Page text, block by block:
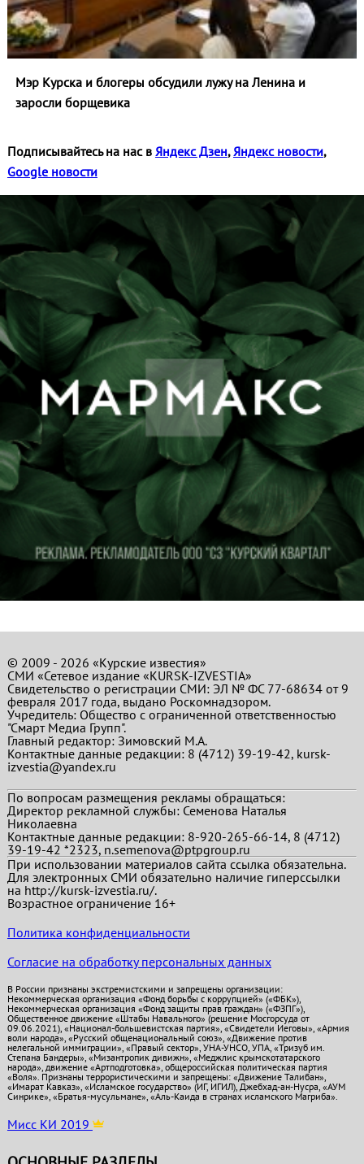
Мэр Курска и блогеры обсудили лужу на Ленина и
заросли борщевика
Подписывайтесь на нас в Яндекс Дзен, Яндекс новости,
Google новости
© 2009 - 2026 «Курские известия»
СМИ «Сетевое издание «KURSK-IZVESTIA»
Свидетельство о регистрации СМИ: ЭЛ № ФС 77-68634 от 9
февраля 2017 года, выдано Роскомнадзором.
Учредитель: Общество с ограниченной ответственностью
"Смарт Медиа Групп".
Главный редактор:Зимовский М.А.
Контактные данные редакции: 8 (4712) 39-19-42, kursk-
izvestia@yandex.ru
По вопросам размещения рекламы обращаться:
Директор рекламной службы: Семенова Наталья
Николаевна
Контактные данные редакции: 8-920-265-66-14, 8 (4712)
39-19-42 *2323, n.semenova@ptpgroup.ru
При использовании материалов сайта ссылка обязательна.
Для электронных СМИ обязательно наличие гиперссылки
на http://kursk-izvestia.ru/.
Возрастное ограничение 16+
Политика конфиденциальности
Согласие на обработку персональных данных
В России признаны экстремистскими и запрещены организации:
Некоммерческая организация «Фонд борьбы с коррупцией» («ФБК»),
Некоммерческая организация «Фонд защиты прав граждан» («ФЗПГ»),
Общественное движение «Штабы Навального» (решение Мосгорсуда от
09.06.2021), «Национал-большевистская партия», «Свидетели Иеговы», «Армия
воли народа», «Русский общенациональный союз», «Движение против
нелегальной иммиграции», «Правый сектор», УНА-УНСО, УПА, «Тризуб им.
Степана Бандеры», «Мизантропик дивижн», «Меджлис крымскотатарского
народа», движение «Артподготовка», общероссийская политическая партия
«Воля». Признаны террористическими и запрещены: «Движение Талибан»,
«Имарат Кавказ», «Исламское государство» (ИГ, ИГИЛ), Джебхад-ан-Нусра, «АУМ
Синрике», «Братья-мусульмане», «Аль-Каида в странах исламского Магриба».
Мисс КИ 2019